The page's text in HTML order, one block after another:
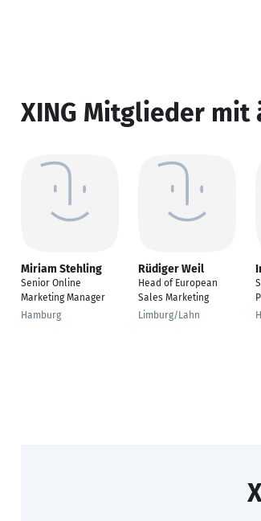
XING Mitglieder
Miriam Stehling
Senior Online
Marketing Manager
Hamburg
Rüdiger Weil
Head of European
Sales Marketing
Limburg/Lahn